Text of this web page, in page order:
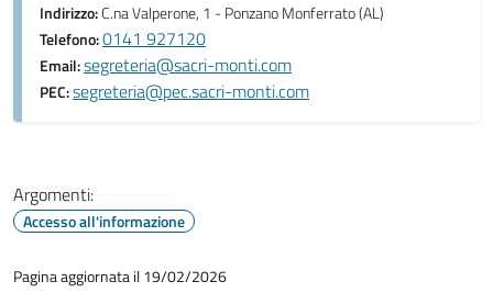
Indirizzo:C.na Valperone, 1 - Ponzano Monferrato (AL)
Telefono:0141 927120
Email:segreteria@sacri-monti.com
PEC:segreteria@pec.sacri-monti.com
Argomenti:
Accesso all'informazione
Pagina aggiornata il 19/02/2026